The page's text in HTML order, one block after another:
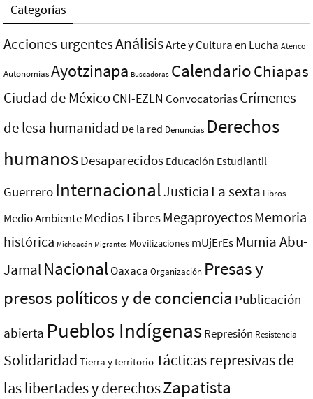
Categorías
Acciones urgentesAnálisisArte y Cultura en Lucha Atenco
AutonomíasAyotzinapa Buscadoras CalendarioChiapas
Ciudad de MéxicoCNI-EZLN ConvocatoriasCrímenes
de lesa humanidad De la red Denuncias Derechos
humanosDesaparecidos Educación Estudiantil
Guerrero InternacionalJusticia La sexta Libros
Medio AmbienteMedios LibresMegaproyectosMemoria
histórica Michoacán Migrantes Movilizaciones mUjErEsMumia Abu-
JamalNacionalOaxaca Organización Presas y
presos polí­ticos y de conciencia Publicación
abierta Pueblos Indí­genasRepresión Resistencia
Solidaridad Tierra y territorioTácticas represivas de
las libertades y derechosZapatista